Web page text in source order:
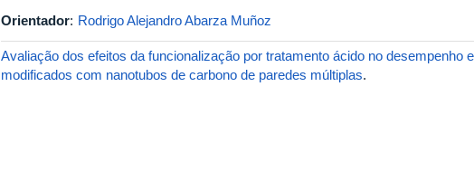
Orientador: Rodrigo Alejandro Abarza Muñoz
Avaliação dos efeitos da funcionalização por tratamento ácido no desempenho
modificados com nanotubos de carbono de paredes múltiplas.